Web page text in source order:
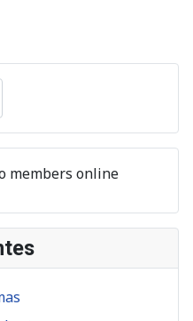
members online